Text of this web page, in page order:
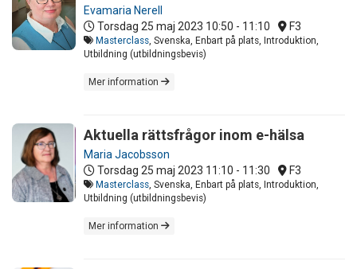
Evamaria Nerell
Torsdag 25 maj 2023 10:50 - 11:10 F3
Masterclass, Svenska, Enbart på plats, Introduktion,
Utbildning (utbildningsbevis)
Mer information
Aktuella rättsfrågor inom e-hälsa
Maria Jacobsson
Torsdag 25 maj 2023 11:10 - 11:30 F3
Masterclass, Svenska, Enbart på plats, Introduktion,
Utbildning (utbildningsbevis)
Mer information